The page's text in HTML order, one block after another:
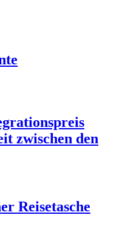
zwischen den
Reisetasche